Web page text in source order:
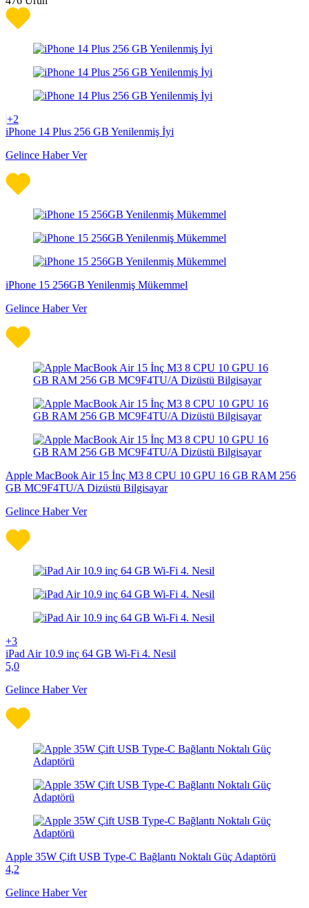
+2
iPhone 14 Plus 256 GB Yenilenmiş İyi
Gelince Haber Ver
iPhone 15 256GB Yenilenmiş Mükemmel
Gelince Haber Ver
Apple MacBook Air 15 İnç M3 8 CPU 10 GPU 16 GB RAM 256
GB MC9F4TU/A Dizüstü Bilgisayar
Gelince Haber Ver
+3
iPad Air 10.9 inç 64 GB Wi-Fi 4. Nesil
5,0
Gelince Haber Ver
Apple 35W Çift USB Type-C Bağlantı Noktalı Güç Adaptörü
4,2
Gelince Haber Ver